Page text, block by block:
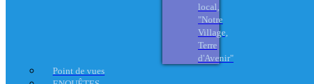
local,
"Notre
Village,
Terre
d'Avenir"
Point de vues